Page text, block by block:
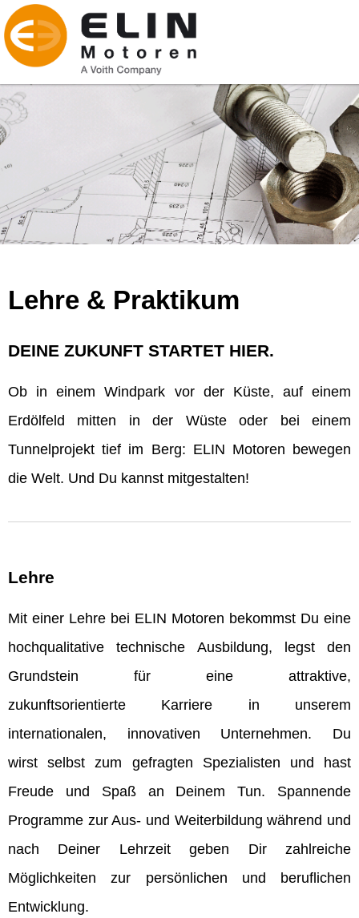
Lehre & Praktikum
DEINE ZUKUNFT STARTET HIER.
Ob in einem Windpark vor der Küste, auf einem
Erdölfeld mitten in der Wüste oder bei einem
Tunnelprojekt tief im Berg: ELIN Motoren bewegen
die Welt. Und Du kannst mitgestalten!
Lehre
Mit einer Lehre bei ELIN Motoren bekommst Du eine
hochqualitative technische Ausbildung, legst den
Grundstein für eine attraktive,
zukunftsorientierte Karriere in unserem
internationalen, innovativen Unternehmen. Du
wirst selbst zum gefragten Spezialisten und hast
Freude und Spaß an Deinem Tun. Spannende
Programme zur Aus- und Weiterbildung während und
nach Deiner Lehrzeit geben Dir zahlreiche
Möglichkeiten zur persönlichen und beruflichen
Entwicklung.